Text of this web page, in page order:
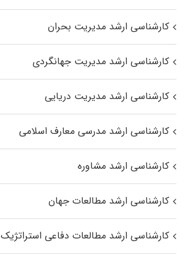
کارشناسی ارشد مدیریت بحران
کارشناسی ارشد مدیریت جهانگردی
کارشناسی ارشد مدیریت دریایی
کارشناسی ارشد مدرسی معارف اسلامی
کارشناسی ارشد مشاوره
کارشناسی ارشد مطالعات جهان
کارشناسی ارشد مطالعات دفاعی استراتژیک